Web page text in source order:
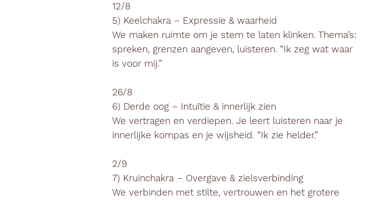
12/8
5) Keelchakra – Expressie & waarheid
We maken ruimte om je stem te laten klinken. Thema’s:
spreken, grenzen aangeven, luisteren. “Ik zeg wat waar
is voor mij.”
26/8
6) Derde oog – Intuïtie & innerlijk zien
We vertragen en verdiepen. Je leert luisteren naar je
innerlijke kompas en je wijsheid. “Ik zie helder.”
2/9
7) Kruinchakra – Overgave & zielsverbinding
We verbinden met stilte, vertrouwen en het grotere